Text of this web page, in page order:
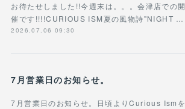
お待たせしました!!今週末は。。。会津店での開
催です!!!!CURIOUS ISM夏の風物詩"NIGHT …
2026.07.06 09:30
7月営業日のお知らせ。
7月営業日のお知らせ。日頃よりCurious Ismを